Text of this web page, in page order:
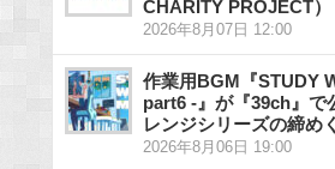
CHARITY PROJECT）
2026年8月07日 12:00
作業用BGM『STUDY
part6 -』が『39ch』で
レンジシリーズの締め
2026年8月06日 19:00